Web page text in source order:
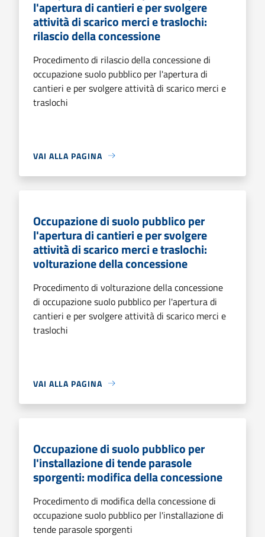
l'apertura di cantieri e per svolgere
attività di scarico merci e traslochi:
rilascio della concessione
Procedimento di rilascio della concessione di
occupazione suolo pubblico per l'apertura di
cantieri e per svolgere attività di scarico merci e
traslochi
VAI ALLA PAGINA
Occupazione di suolo pubblico per
l'apertura di cantieri e per svolgere
attività di scarico merci e traslochi:
volturazione della concessione
Procedimento di volturazione della concessione
di occupazione suolo pubblico per l'apertura di
cantieri e per svolgere attività di scarico merci e
traslochi
VAI ALLA PAGINA
Occupazione di suolo pubblico per
l'installazione di tende parasole
sporgenti: modifica della concessione
Procedimento di modifica della concessione di
occupazione suolo pubblico per l'installazione di
tende parasole sporgenti